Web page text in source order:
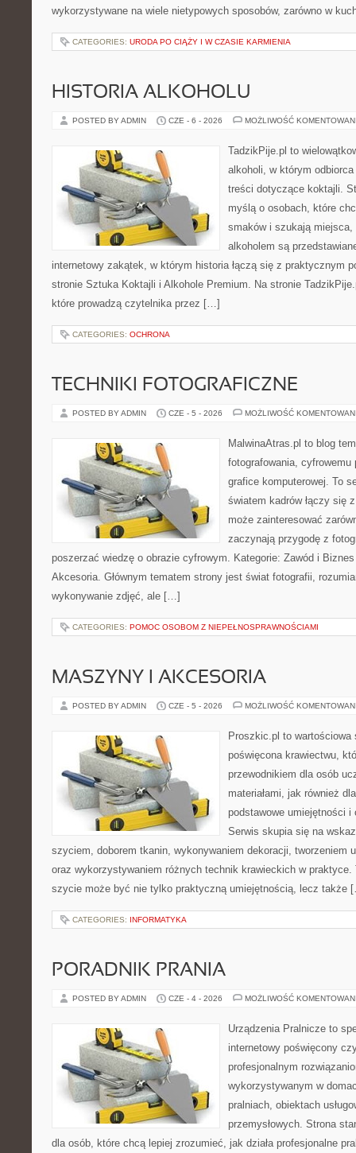
wykorzystywane na wiele nietypowych sposobów, zarówno w
CATEGORIES: URODA PO CIĄŻY I W CZASIE KARMIENIA
HISTORIA ALKOHOLU
POSTED BY ADMIN CZE - 6 - 2026 MOŻLIWOŚĆ
TadzikPije.pl to
alkoholi, w którym
treści dotyczące koktajli.
myślą o osobach, które
smaków i szukają
alkoholem są
internetowy zakątek, w którym historia łączą się z praktycznym
stronie Sztuka Koktajli i Alkohole Premium. Na stronie
które prowadzą czytelnika przez […]
CATEGORIES: OCHRONA
TECHNIKI FOTOGRAFICZNE
POSTED BY ADMIN CZE - 5 - 2026 MOŻLIWOŚĆ
MalwinaAtras.pl to blog
fotografowania, cyfrowemu
grafice komputerowej. To
światem kadrów łączy się
może zainteresować
zaczynają przygodę z
poszerzać wiedzę o obrazie cyfrowym. Kategorie: Zawód i
Akcesoria. Głównym tematem strony jest świat fotografii,
wykonywanie zdjęć, ale […]
CATEGORIES: POMOC OSOBOM Z NIEPEŁNOSPRAWNOŚCIAMI
MASZYNY I AKCESORIA
POSTED BY ADMIN CZE - 5 - 2026 MOŻLIWOŚĆ
Proszkic.pl to wartościowa
poświęcona krawiectwu,
przewodnikiem dla osób
materiałami, jak również
podstawowe umiejętności
Serwis skupia się na
szyciem, doborem tkanin, wykonywaniem dekoracji, tworzeniem
oraz wykorzystywaniem różnych technik krawieckich w
szycie może być nie tylko praktyczną umiejętnością, lecz także
CATEGORIES: INFORMATYKA
PORADNIK PRANIA
POSTED BY ADMIN CZE - 4 - 2026 MOŻLIWOŚĆ
Urządzenia Pralnicze to
internetowy poświęcony
profesjonalnym
wykorzystywanym w
pralniach, obiektach
przemysłowych. Strona
dla osób, które chcą lepiej zrozumieć, jak działa profesjonalne